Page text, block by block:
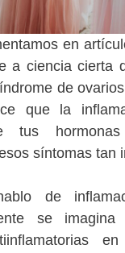
en
a ciencia cierta
de
que la
tus
síntomas tan
de
se imagina